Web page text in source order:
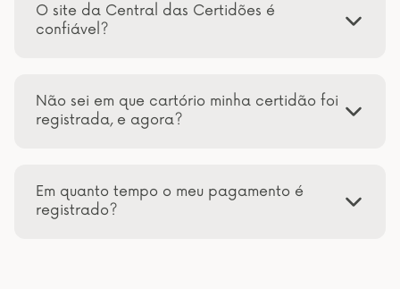
O site da Central das Certidões é
confiável?
Não sei em que cartório minha certidão foi
registrada, e agora?
Em quanto tempo o meu pagamento é
registrado?